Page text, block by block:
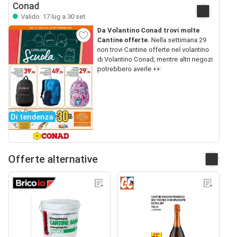
Conad
Valido: 17 lug a 30 set
Di tendenza
Da Volantino Conad trovi molte
Cantine offerte. Nella settimana 29
non trovi Cantine offerte nel volantino
di Volantino Conad, mentre altri negozi
potrebbero averle.👀
Offerte alternative